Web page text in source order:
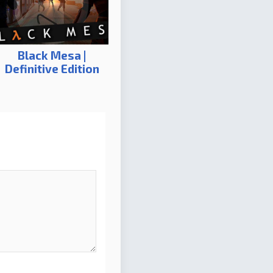
Black Mesa |
Definitive Edition